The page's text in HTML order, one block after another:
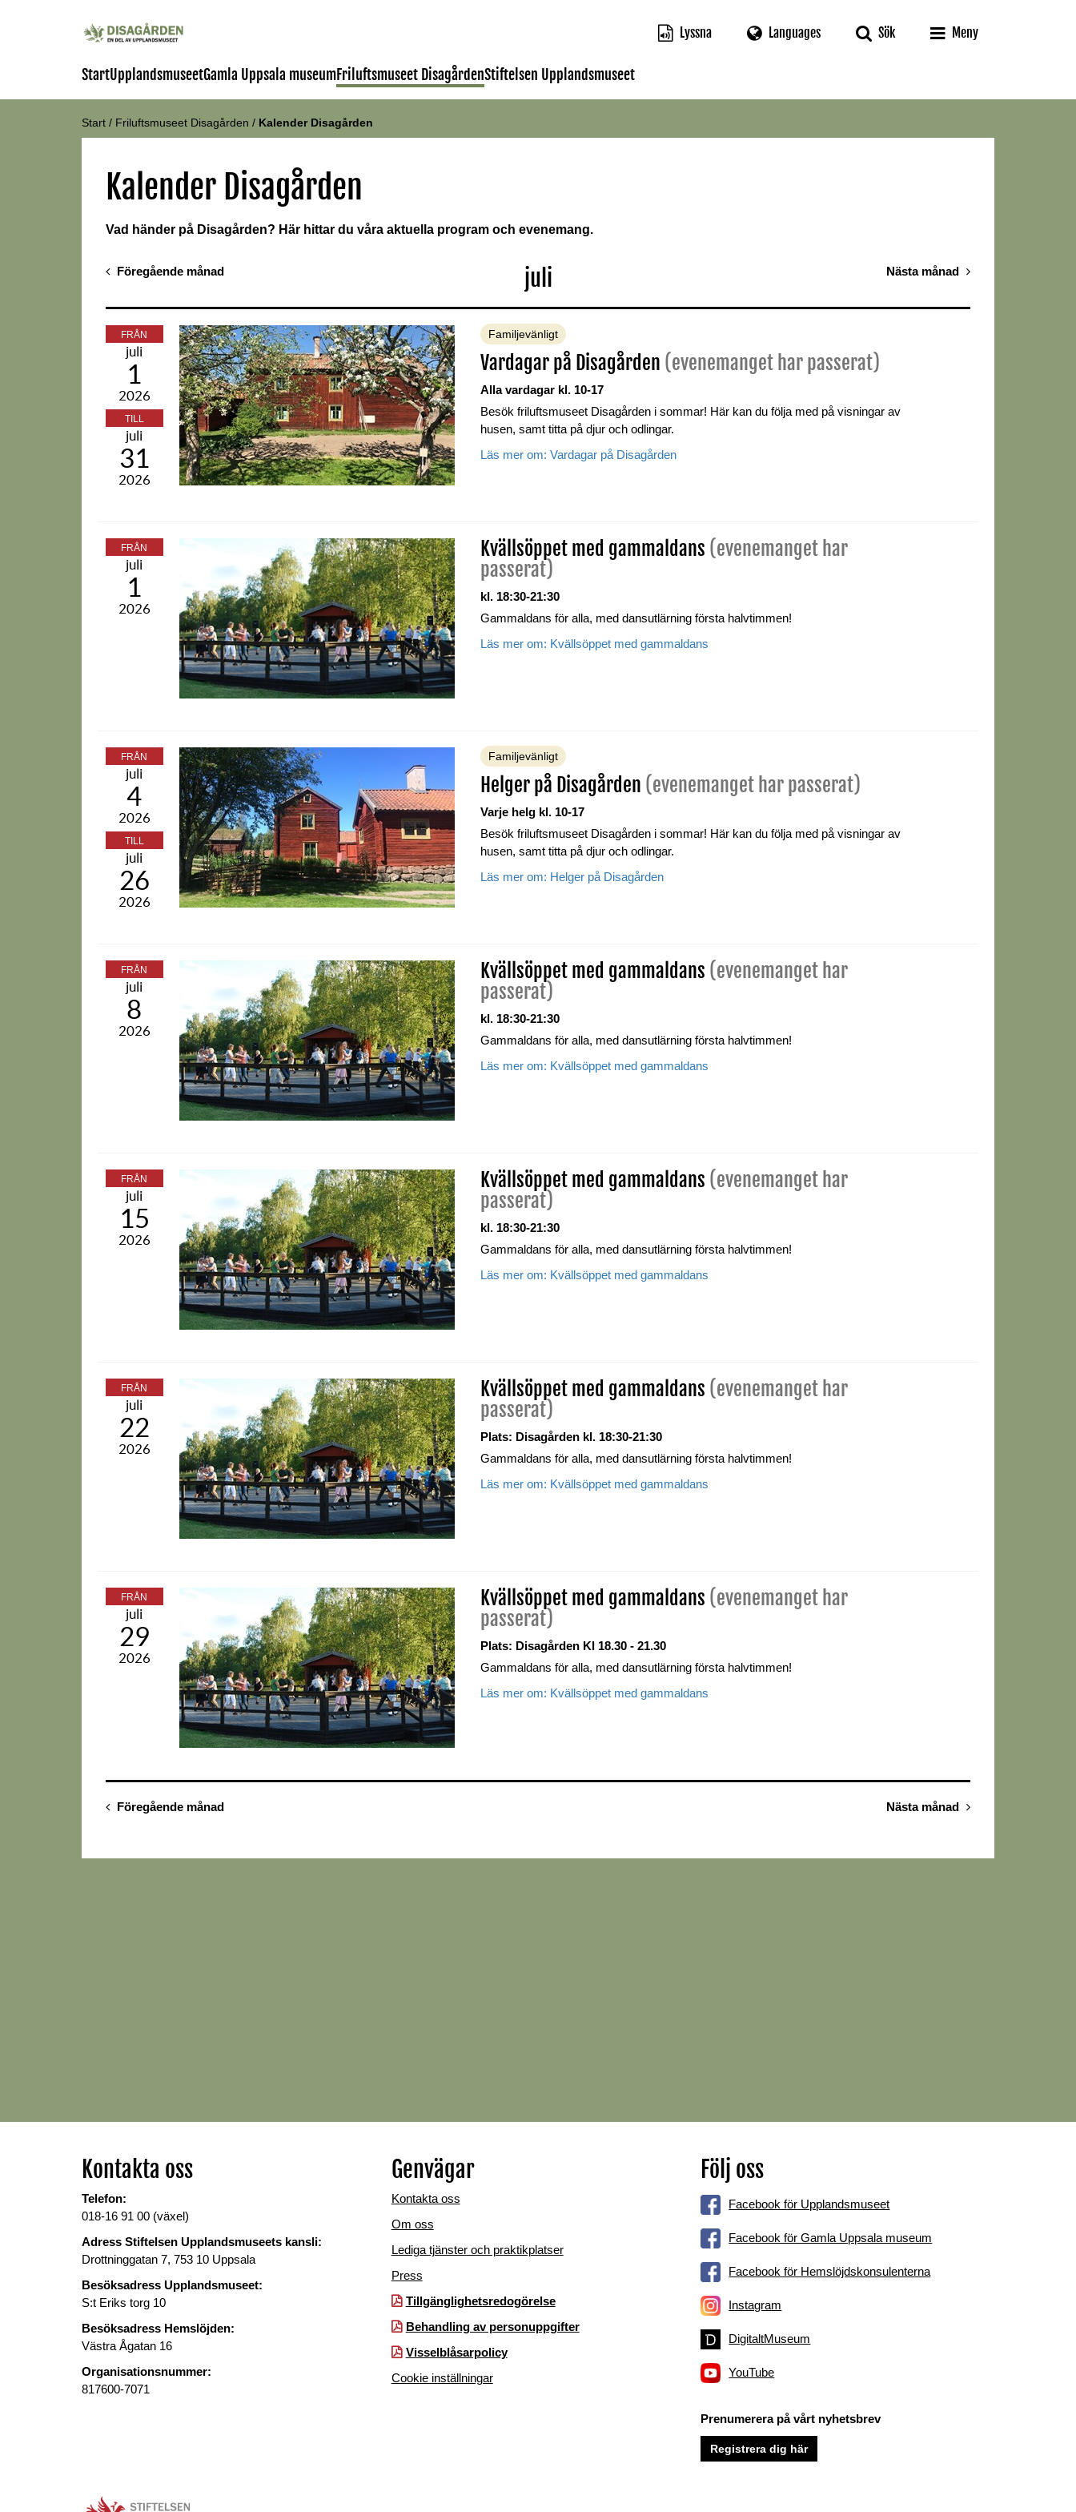
Lyssna Languages Sök Meny
StartUpplandsmuseetGamla Uppsala museumFriluftsmuseet DisagårdenStiftelsen Upplandsmuseet
Start / Friluftsmuseet Disagården / Kalender Disagården
Kalender Disagården
Vad händer på Disagården? Här hittar du våra aktuella program och evenemang.
Föregående månad juli Nästa månad
FRÅN
1
juli
2026
TILL
31
juli
2026
Familjevänligt
Vardagar på Disagården (evenemanget har passerat)
Alla vardagar kl. 10-17
Besök friluftsmuseet Disagården i sommar! Här kan du följa med på visningar av
husen, samt titta på djur och odlingar.
Läs mer om: Vardagar på Disagården
FRÅN
1
juli
2026
Kvällsöppet med gammaldans (evenemanget har
passerat)
kl. 18:30-21:30
Gammaldans för alla, med dansutlärning första halvtimmen!
Läs mer om: Kvällsöppet med gammaldans
FRÅN
4
juli
2026
TILL
26
juli
2026
Familjevänligt
Helger på Disagården (evenemanget har passerat)
Varje helg kl. 10-17
Besök friluftsmuseet Disagården i sommar! Här kan du följa med på visningar av
husen, samt titta på djur och odlingar.
Läs mer om: Helger på Disagården
FRÅN
8
juli
2026
Kvällsöppet med gammaldans (evenemanget har
passerat)
kl. 18:30-21:30
Gammaldans för alla, med dansutlärning första halvtimmen!
Läs mer om: Kvällsöppet med gammaldans
FRÅN
15
juli
2026
Kvällsöppet med gammaldans (evenemanget har
passerat)
kl. 18:30-21:30
Gammaldans för alla, med dansutlärning första halvtimmen!
Läs mer om: Kvällsöppet med gammaldans
FRÅN
22
juli
2026
Kvällsöppet med gammaldans (evenemanget har
passerat)
Plats: Disagården kl. 18:30-21:30
Gammaldans för alla, med dansutlärning första halvtimmen!
Läs mer om: Kvällsöppet med gammaldans
FRÅN
29
juli
2026
Kvällsöppet med gammaldans (evenemanget har
passerat)
Plats: Disagården Kl 18.30 - 21.30
Gammaldans för alla, med dansutlärning första halvtimmen!
Läs mer om: Kvällsöppet med gammaldans
Föregående månad Nästa månad
Kontakta oss
Telefon:
018-16 91 00 (växel)
Adress Stiftelsen Upplandsmuseets kansli:
Drottninggatan 7, 753 10 Uppsala
Besöksadress Upplandsmuseet:
S:t Eriks torg 10
Besöksadress Hemslöjden:
Västra Ågatan 16
Organisationsnummer:
817600-7071
Genvägar
Kontakta oss
Om oss
Lediga tjänster och praktikplatser
Press
Tillgänglighetsredogörelse
Behandling av personuppgifter
Visselblåsarpolicy
Cookie inställningar
Följ oss
Facebook för Upplandsmuseet
Facebook för Gamla Uppsala museum
Facebook för Hemslöjdskonsulenterna
Instagram
DigitaltMuseum
YouTube
Prenumerera på vårt nyhetsbrev
Registrera dig här